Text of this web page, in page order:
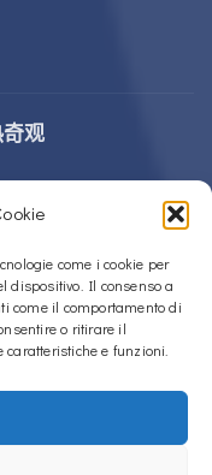
come i cookie per
dispositivo. Il consenso a
come il comportamento di
o ritirare il
e funzioni.
观
Nurattolos